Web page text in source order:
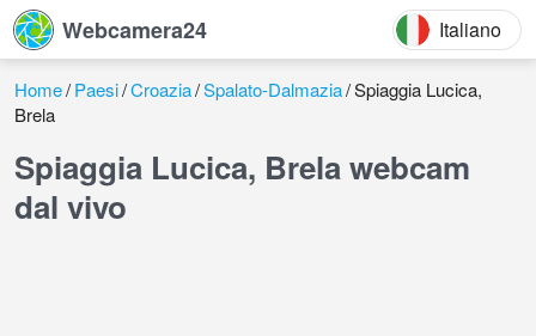
Webcamera24 Italiano
Home Paesi Croazia Spalato-Dalmazia Spiaggia Lucica,
Brela
Spiaggia Lucica, Brela webcam
dal vivo